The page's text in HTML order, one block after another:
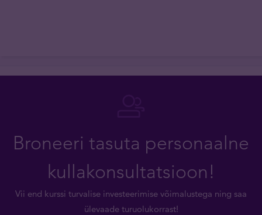
Broneeri tasuta personaalne
kullakonsultatsioon!
Vii end kurssi turvalise investeerimise võimalustega ning saa
ülevaade turuolukorrast!